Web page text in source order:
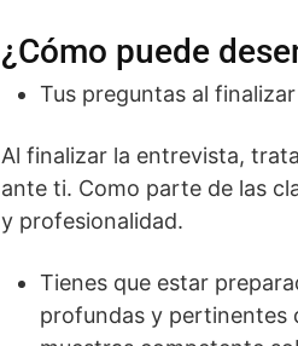
¿Cómo puede
Tus preguntas al
Al finalizar la entrevista,
ante ti. Como parte de las
y profesionalidad.
Tienes que estar
profundas y pertinentes